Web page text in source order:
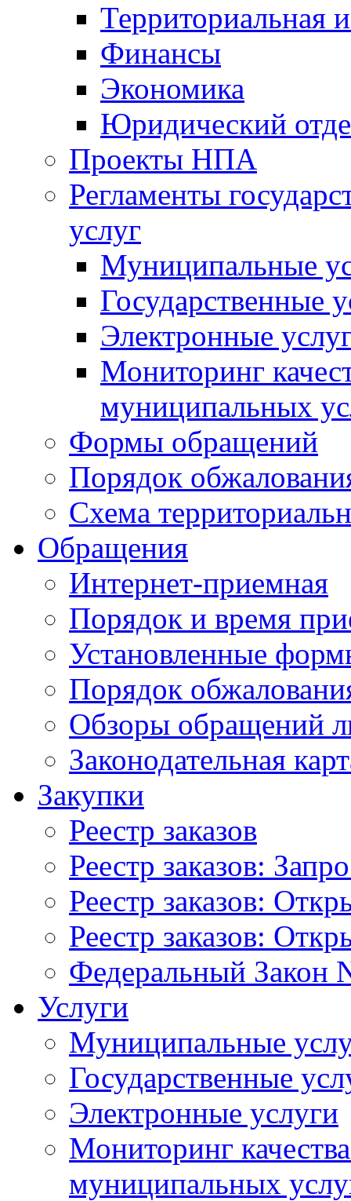
Территориальная
Финансы
Экономика
Юридический
Проекты НПА
Регламенты
услуг
Муниципальные
Государственные
Электронные
Мониторинг
муниципальных
Формы обращений
Порядок
Схема
Обращения
Интернет-приемная
Порядок и время
Установленные
Порядок
Обзоры обращений
Законодательная
Закупки
Реестр заказов
Реестр заказов:
Реестр заказов:
Реестр заказов:
Федеральный Закон
Услуги
Муниципальные
Государственные
Электронные услуги
Мониторинг
муниципальных